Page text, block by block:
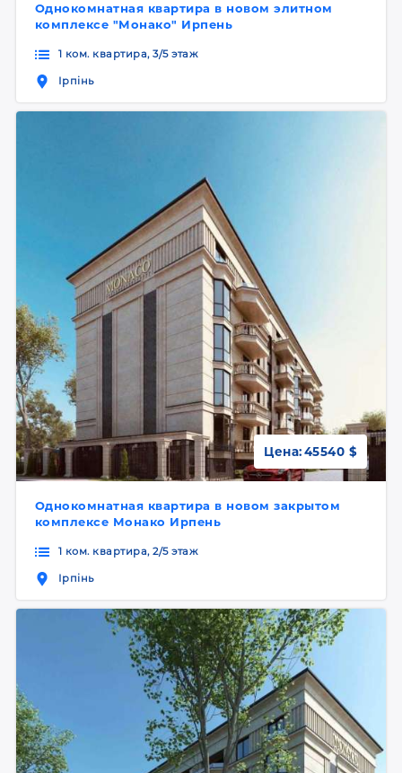
Однокомнатная квартира в новом элитном
комплексе "Монако" Ирпень
1 ком. квартира, 3/5 этаж
Ірпінь
Однокомнатная квартира в новом закрытом
комплексе Монако Ирпень
Цена:45540 $
1 ком. квартира, 2/5 этаж
Ірпінь